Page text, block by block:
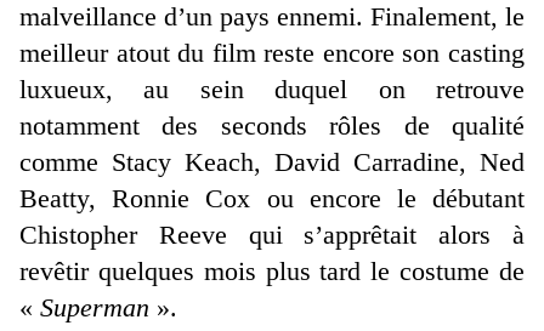
malveillance d’un pays ennemi. Finalement, le
meilleur atout du film reste encore son casting
luxueux, au sein duquel on retrouve
notamment des seconds rôles de qualité
comme Stacy Keach, David Carradine, Ned
Beatty, Ronnie Cox ou encore le débutant
Chistopher Reeve qui s’apprêtait alors à
revêtir quelques mois plus tard le costume de
« Superman ».